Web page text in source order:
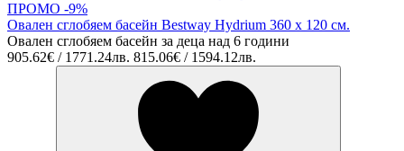
ПРОМО -9%
Овален сглобяем басейн Bestway Hydrium 360 x 120 см.
Овален сглобяем басейн за деца над 6 години
905.62€ / 1771.24лв. 815.06€ / 1594.12лв.